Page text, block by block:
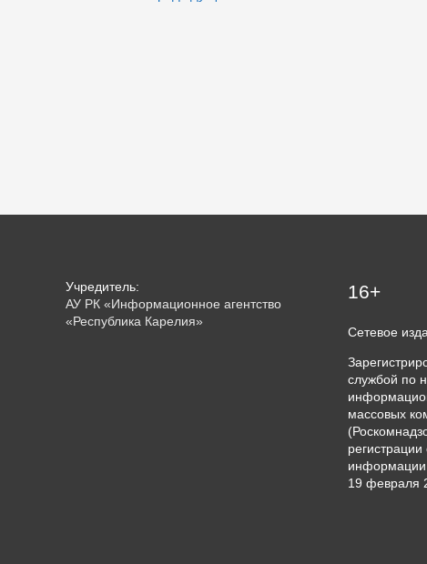
Учредитель:
АУ РК «Информационное агентство
«Республика Карелия»
16+
Сетевое
службой по
массовых
19 февраля